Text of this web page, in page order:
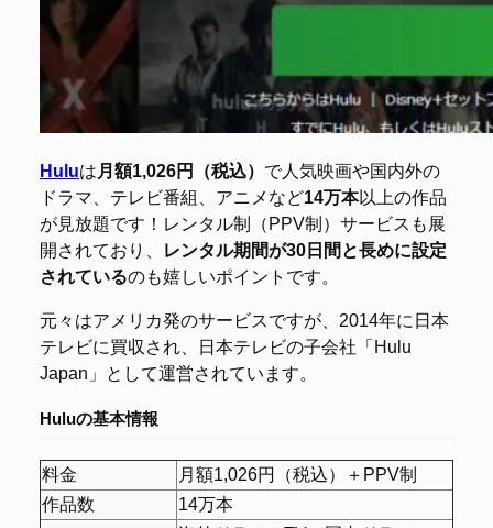
Huluは 月額1,026円（税込） で人気映画や国内外の
ドラマ、テレビ番組、アニメなど14万本以上の作品
が見放題です！レンタル制（PPV制）サービスも展
開されており、
レンタル期間が30日間と長めに設定
されているのも嬉しいポイントです。
元々はアメリカ発のサービスですが、2014年に日本
テレビに買収され、日本テレビの子会社「Hulu
Japan」として運営されています。
Huluの基本情報
料金
月額1,026円（税込）＋PPV制
作品数
14万本